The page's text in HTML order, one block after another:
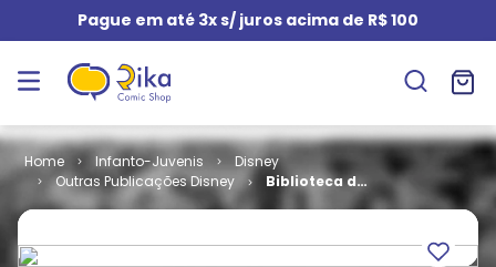
Pague em até 3x s/ juros acima de R$ 100
Infanto-Juvenis
Disney
Outras Publicações Disney
Biblioteca do